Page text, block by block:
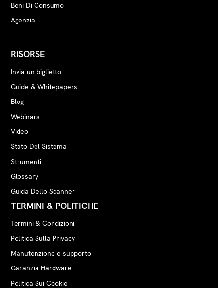
Beni Di Consumo
Agenzia
RISORSE
Invia un biglietto
Guide & Whitepapers
Blog
Webinars
Video
Stato Del Sistema
Strumenti
Glossary
Guida Dello Scanner
TERMINI & POLITICHE
Termini & Condizioni
Politica Sulla Privacy
Manutenzione e supporto
Garanzia Hardware
Politica Sui Cookie